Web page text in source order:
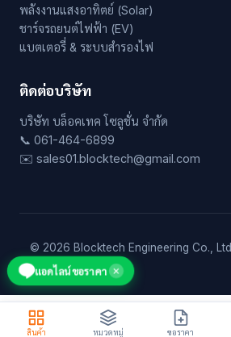
พลังงานแสงอาทิตย์ (Solar)
ชาร์จรถยนต์ไฟฟ้า (EV)
แบตเตอรี่ & ระบบสำรองไฟ
ติดต่อบริษัท
บริษัท บล็อคเทค โซลูชั่น จำกัด
📞 061-464-6899
✉️ sales01.blocktech@gmail.com
© 2026 Blocktech Engineering Co.,
สินค้า หมวดหมู่ ขอราคา
แอดไลน์ขอราคา ✕